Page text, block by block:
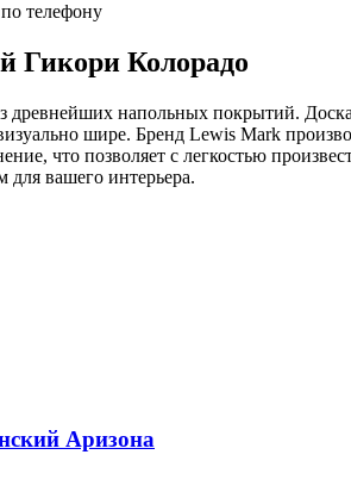
телефону
Гикори Колорадо
древнейших напольных покрытий.
шире. Бренд Lewis Mark
что позволяет с легкостью
для вашего интерьера.
Аризона